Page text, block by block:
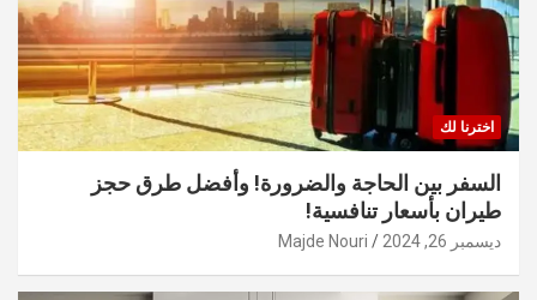
اخترنا لك
السفر بين الحاجة والضرورة! وأفضل طرق حجز
طيران بأسعار تنافسية!
ديسمبر 26, 2024 Majde Nouri